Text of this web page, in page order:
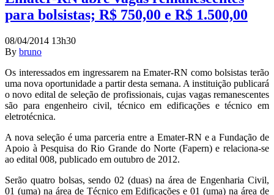
para bolsistas; R$ 750,00 e R$ 1.500,00
08/04/2014 13h30
By bruno
Os interessados em ingressarem na Emater-RN como bolsistas terão
uma nova oportunidade a partir desta semana. A instituição publicará
o novo edital de seleção de profissionais, cujas vagas remanescentes
são para engenheiro civil, técnico em edificações e técnico em
eletrotécnica.
A nova seleção é uma parceria entre a Emater-RN e a Fundação de
Apoio à Pesquisa do Rio Grande do Norte (Fapern) e relaciona-se
ao edital 008, publicado em outubro de 2012.
Serão quatro bolsas, sendo 02 (duas) na área de Engenharia Civil,
01 (uma) na área de Técnico em Edificações e 01 (uma) na área de